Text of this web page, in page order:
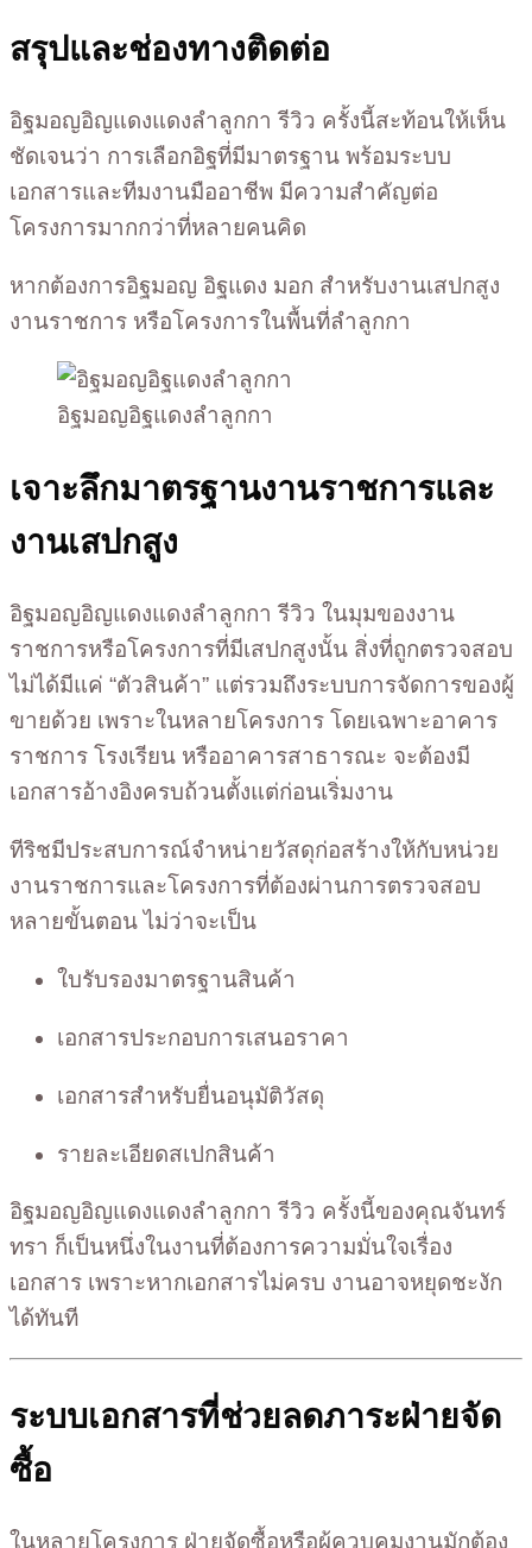
สรุปและช่องทางติดต่อ
อิฐมอญอิญแดงแดงลำลูกกา รีวิว ครั้งนี้สะท้อนให้เห็น
ชัดเจนว่า การเลือกอิฐที่มีมาตรฐาน พร้อมระบบ
เอกสารและทีมงานมืออาชีพ มีความสำคัญต่อ
โครงการมากกว่าที่หลายคนคิด
หากต้องการอิฐมอญ อิฐแดง มอก สำหรับงานเสปกสูง
งานราชการ หรือโครงการในพื้นที่ลำลูกกา
อิฐมอญอิฐแดงลำลูกกา
เจาะลึกมาตรฐานงานราชการและ
งานเสปกสูง
อิฐมอญอิญแดงแดงลำลูกกา รีวิว ในมุมของงาน
ราชการหรือโครงการที่มีเสปกสูงนั้น สิ่งที่ถูกตรวจสอบ
ไม่ได้มีแค่ “ตัวสินค้า” แต่รวมถึงระบบการจัดการของผู้
ขายด้วย เพราะในหลายโครงการ โดยเฉพาะอาคาร
ราชการ โรงเรียน หรืออาคารสาธารณะ จะต้องมี
เอกสารอ้างอิงครบถ้วนตั้งแต่ก่อนเริ่มงาน
ทีริชมีประสบการณ์จำหน่ายวัสดุก่อสร้างให้กับหน่วย
งานราชการและโครงการที่ต้องผ่านการตรวจสอบ
หลายขั้นตอน ไม่ว่าจะเป็น
ใบรับรองมาตรฐานสินค้า
เอกสารประกอบการเสนอราคา
เอกสารสำหรับยื่นอนุมัติวัสดุ
รายละเอียดสเปกสินค้า
อิฐมอญอิญแดงแดงลำลูกกา รีวิว ครั้งนี้ของคุณจันทร์
ทรา ก็เป็นหนึ่งในงานที่ต้องการความมั่นใจเรื่อง
เอกสาร เพราะหากเอกสารไม่ครบ งานอาจหยุดชะงัก
ได้ทันที
ระบบเอกสารที่ช่วยลดภาระฝ่ายจัด
ซื้อ
ในหลายโครงการ ฝ่ายจัดซื้อหรือผู้ควบคุมงานมักต้อง